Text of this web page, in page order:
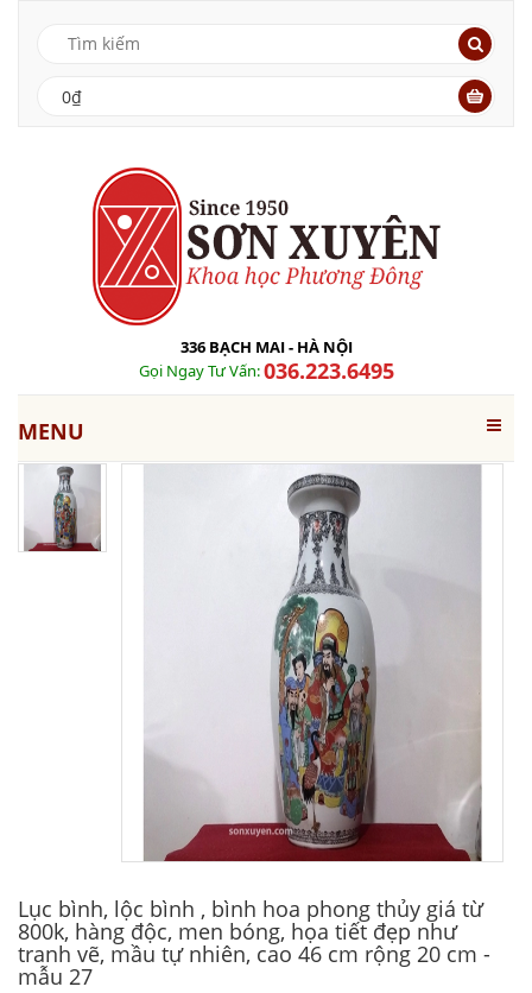
0₫
336 BẠCH MAI - HÀ NỘI
Gọi Ngay Tư Vấn:036.223.6495
MENU
Lục bình, lộc bình , bình hoa phong thủy giá từ
800k, hàng độc, men bóng, họa tiết đẹp như
tranh vẽ, mầu tự nhiên, cao 46 cm rộng 20 cm -
mẫu 27